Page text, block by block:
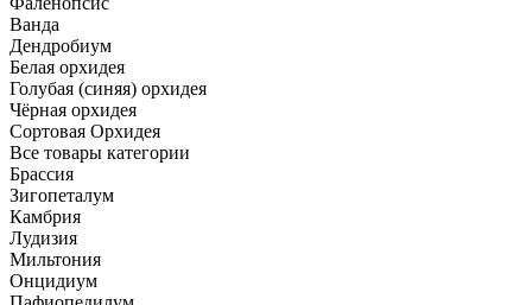
Ванда
Дендробиум
Белая орхидея
Голубая (синяя) орхидея
Чёрная орхидея
Сортовая Орхидея
Все товары категории
Брассия
Зигопеталум
Камбрия
Лудизия
Мильтония
Онцидиум